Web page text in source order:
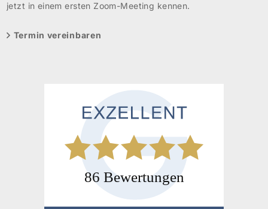
jetzt in einem ersten Zoom-Meeting kennen.
Termin vereinbaren